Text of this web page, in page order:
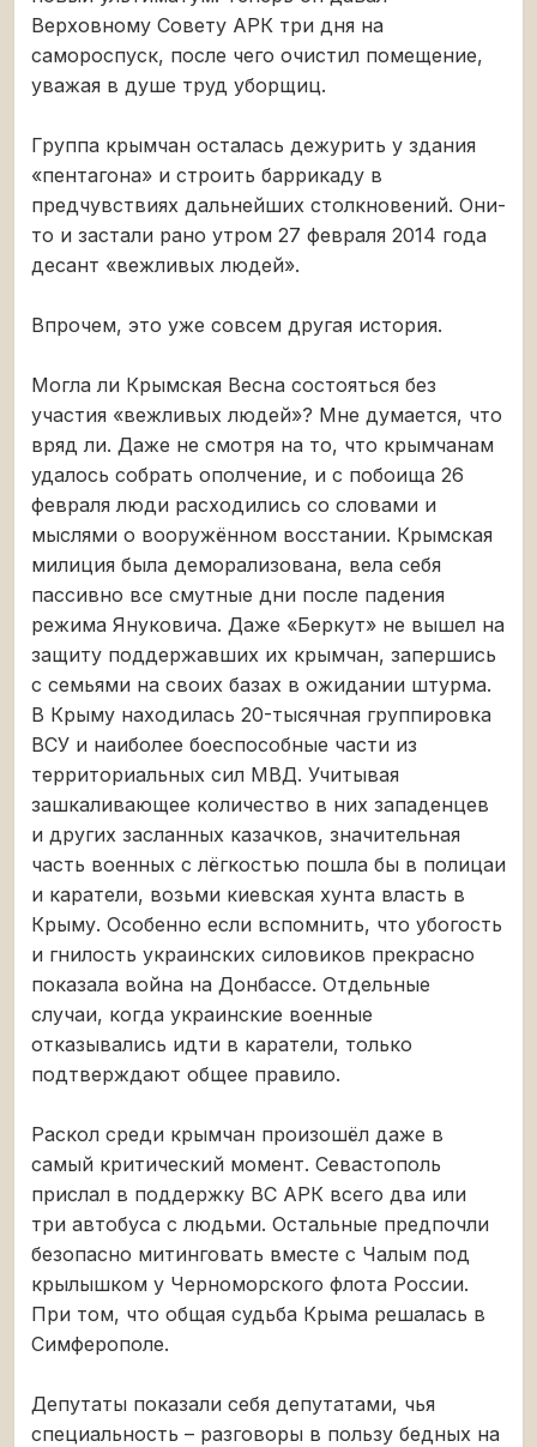
Верховному Совету АРК три дня на
самороспуск, после чего очистил помещение,
уважая в душе труд уборщиц.
Группа крымчан осталась дежурить у здания
«пентагона» и строить баррикаду в
предчувствиях дальнейших столкновений. Они-
то и застали рано утром 27 февраля 2014 года
десант «вежливых людей».
Впрочем, это уже совсем другая история.
Могла ли Крымская Весна состояться без
участия «вежливых людей»? Мне думается, что
вряд ли. Даже не смотря на то, что крымчанам
удалось собрать ополчение, и с побоища 26
февраля люди расходились со словами и
мыслями о вооружённом восстании. Крымская
милиция была деморализована, вела себя
пассивно все смутные дни после падения
режима Януковича. Даже «Беркут» не вышел на
защиту поддержавших их крымчан, запершись
с семьями на своих базах в ожидании штурма.
В Крыму находилась 20-тысячная группировка
ВСУ и наиболее боеспособные части из
территориальных сил МВД. Учитывая
зашкаливающее количество в них западенцев
и других засланных казачков, значительная
часть военных с лёгкостью пошла бы в полицаи
и каратели, возьми киевская хунта власть в
Крыму. Особенно если вспомнить, что убогость
и гнилость украинских силовиков прекрасно
показала война на Донбассе. Отдельные
случаи, когда украинские военные
отказывались идти в каратели, только
подтверждают общее правило.
Раскол среди крымчан произошёл даже в
самый критический момент. Севастополь
прислал в поддержку ВС АРК всего два или
три автобуса с людьми. Остальные предпочли
безопасно митинговать вместе с Чалым под
крылышком у Черноморского флота России.
При том, что общая судьба Крыма решалась в
Симферополе.
Депутаты показали себя депутатами, чья
специальность – разговоры в пользу бедных на